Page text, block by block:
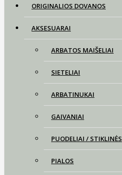
ORIGINALIOS DOVANOS
AKSESUARAI
ARBATOS MAIŠELIAI
SIETELIAI
ARBATINUKAI
GAIVANIAI
PUODELIAI / STIKLINĖS
PIALOS